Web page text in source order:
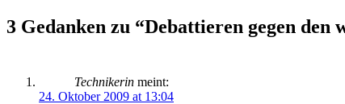
3 Gedanken zu “Debattieren gegen den
Technikerin meint:
24. Oktober 2009 at 13:04